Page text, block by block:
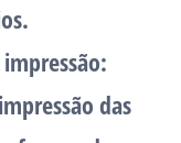
das